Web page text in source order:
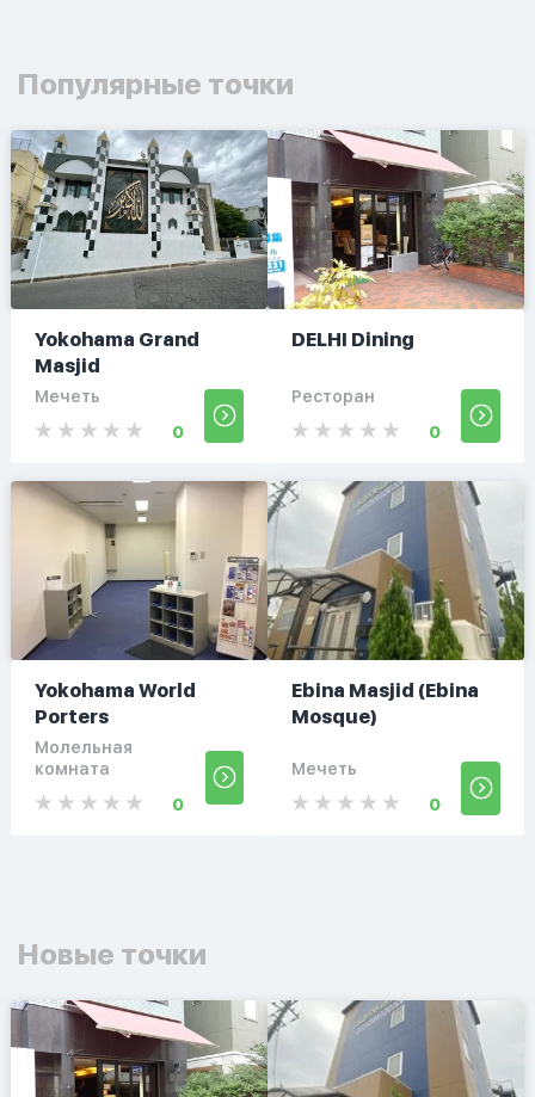
Популярные точки
Yokohama Grand
Masjid
Мечеть
0
DELHI Dining
Ресторан
0
Yokohama World
Porters
Молельная
комната
0
Ebina Masjid (Ebina
Mosque)
Мечеть
0
Новые точки